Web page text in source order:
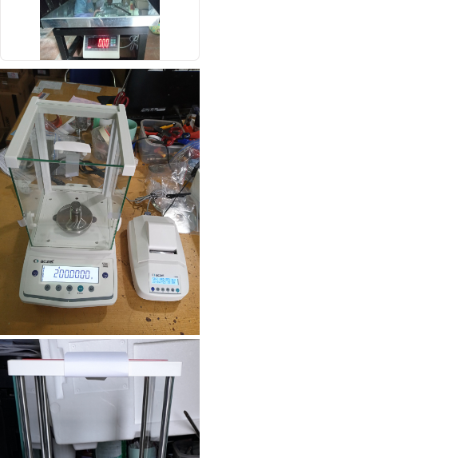
Cân bàn điện tử DI-28SS
Cân điện tử GS3201N